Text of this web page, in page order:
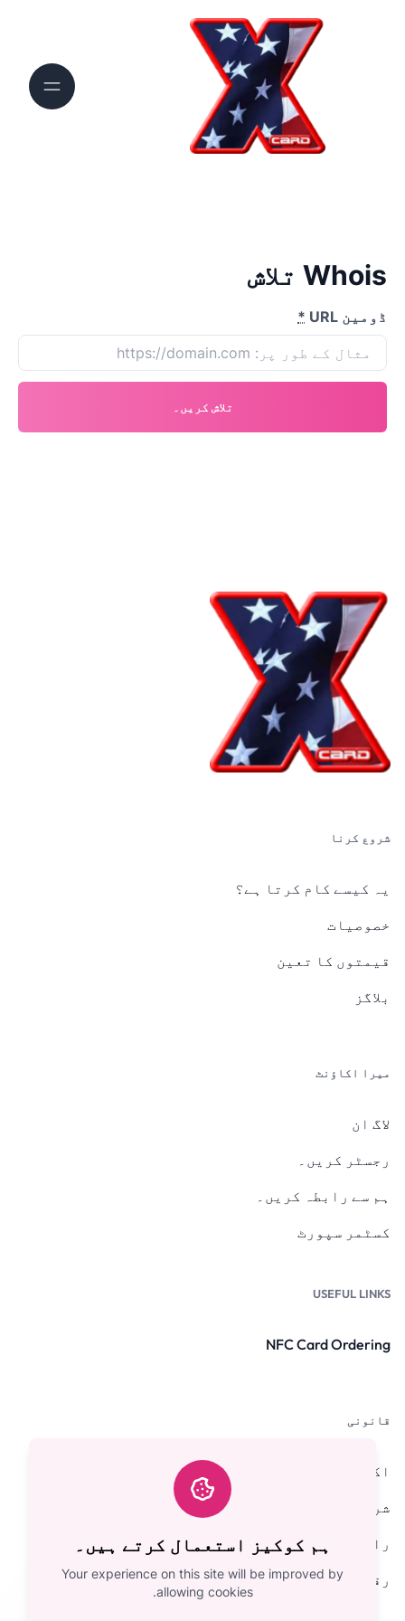
Whois تلاش
ڈومین URL *
تلاش کریں۔
ہم کوکیز استعمال کرتے ہیں۔
Your experience on this site will be improved by
allowing cookies.
شروع کرنا
یہ کیسے کام کرتا ہے؟
خصوصیات
قیمتوں کا تعین
بلاگز
میرا اکاؤنٹ
لاگ ان
رجسٹر کریں۔
ہم سے رابطہ کریں۔
کسٹمر سپورٹ
USEFUL LINKS
NFC Card Ordering
قانونی
اکثر پوچھے گئے سوالات
شرائط و ضوابط
رازداری کی پالیسی
رقم کی واپسی کی پالیسی